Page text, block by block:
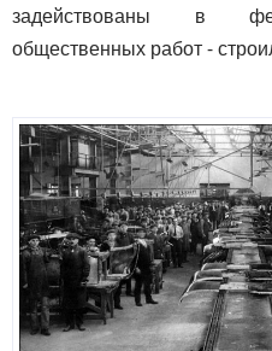
задействованы в
общественных работ -